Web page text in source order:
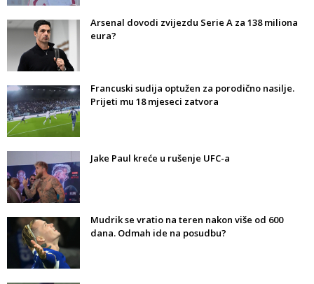
Arsenal dovodi zvijezdu Serie A za 138 miliona
eura?
Francuski sudija optužen za porodično nasilje.
Prijeti mu 18 mjeseci zatvora
Jake Paul kreće u rušenje UFC-a
Mudrik se vratio na teren nakon više od 600
dana. Odmah ide na posudbu?